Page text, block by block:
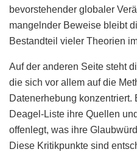
bevorstehender globaler
mangelnder Beweise bleibt
Bestandteil vieler Theorien
Auf der anderen Seite steht
die sich vor allem auf die
Datenerhebung
Deagel-Liste ihre Quellen
offenlegt, was ihre
Diese Kritikpunkte sind